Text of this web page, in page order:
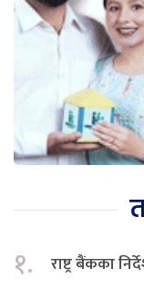
१. राष्ट्र बैंकका